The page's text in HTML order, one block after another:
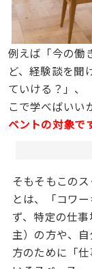
例えば「今の働
ど、経験談を聞
ていける？」、
こで学べばい
ベントの対象で
そもそもこの
とは、「コワ
ず、特定の仕
主）の方や、
方のために「